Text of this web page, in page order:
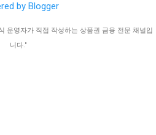
by Blogger
운영자가 직접 작성하는 상품권 금융 전문 채널입
니다."